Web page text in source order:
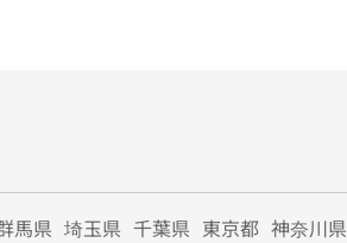
馬県 埼玉県 千葉県 東京都 神奈川県